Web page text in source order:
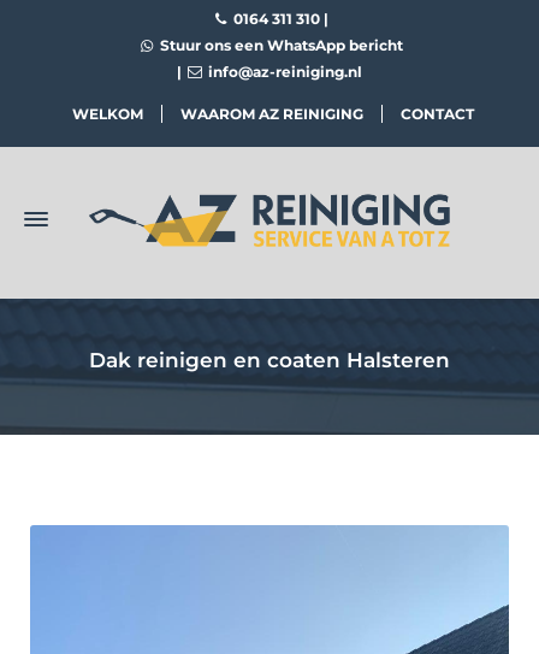
0164 311 310 |
Stuur ons een WhatsApp bericht
|
info@az-reiniging.nl
WELKOM WAAROM AZ REINIGING CONTACT
Dak reinigen en coaten Halsteren